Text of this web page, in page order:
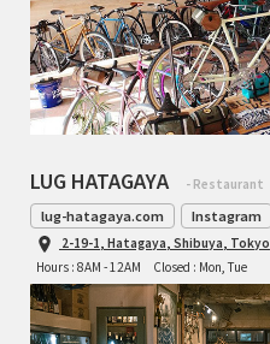
LUG HATAGAYA - Restaurant
lug-hatagaya.com Instagram
2-19-1, Hatagaya, Shibuya, Tokyo
Hours : 8AM - 12AM
Closed : Mon, Tue